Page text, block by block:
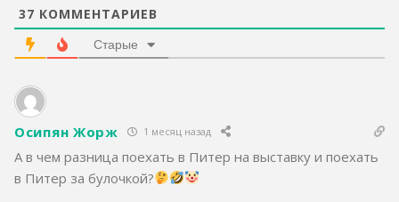
37 КОММЕНТАРИЕВ
Старые
Осипян Жорж 1 месяц назад
А в чем разница поехать в Питер на выставку и поехать
в Питер за булочкой?